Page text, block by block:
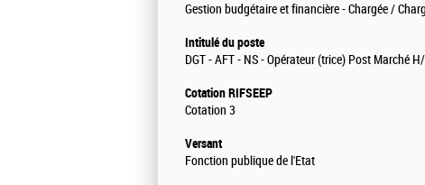
Gestion budgétaire et financière - Chargée /
Intitulé du poste
DGT - AFT - NS - Opérateur (trice) Post Marché
Cotation RIFSEEP
Cotation 3
Versant
Fonction publique de l'Etat